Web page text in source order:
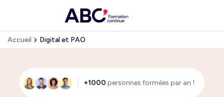
Accueil Digital et PAO
+1000 personnes formées par an !